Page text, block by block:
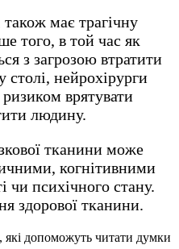
також має трагічну
того, в той час як
з загрозою втратити
столі, нейрохірурги
врятувати
людину.
тканини може
когнітивними
чи психічного стану.
здорової тканини.